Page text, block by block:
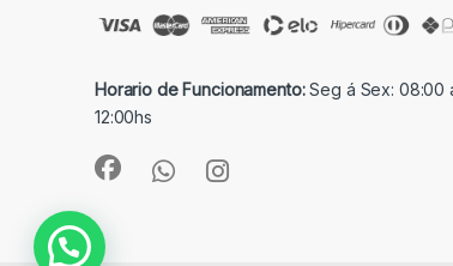
Horario de Funcionamento:Seg á Sex: 08:00
12:00hs